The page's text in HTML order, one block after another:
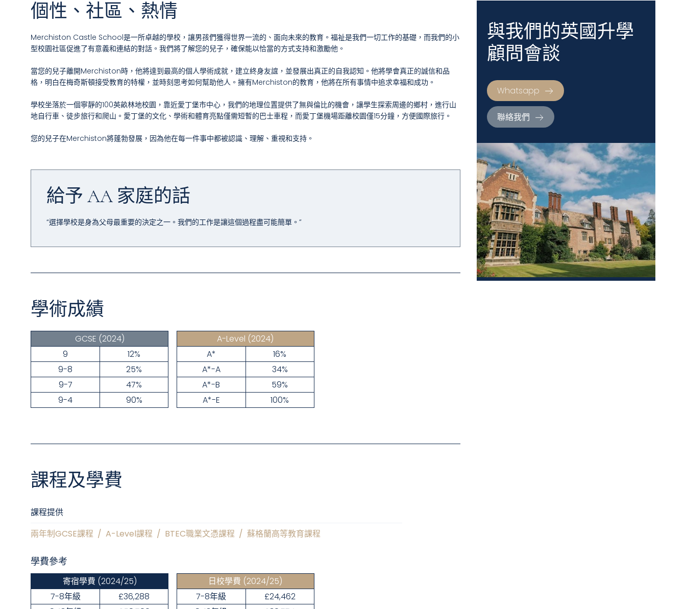
個性、社區、熱情
Merchiston Castle School是一所卓越的學校，讓男孩們獲得世界一流的、面向未來的教育。福祉是我們一切工作的基礎，而我們的小
型校園社區促進了有意義和連結的對話。我們將了解您的兒子，確保能以恰當的方式支持和激勵他。
當您的兒子離開Merchiston時，他將達到最高的個人學術成就，建立終身友誼，並發展出真正的自我認知。他將學會真正的誠信和品
格，明白在梅奇斯頓接受教育的特權，並時刻思考如何幫助他人。擁有Merchiston的教育，他將在所有事情中追求幸福和成功。
學校坐落於一個寧靜的100英畝林地校園，靠近愛丁堡市中心，我們的地理位置提供了無與倫比的機會，讓學生探索周邊的鄉村，進行山
地自行車、徒步旅行和爬山。愛丁堡的文化、學術和體育亮點僅需短暫的巴士車程，而愛丁堡機場距離校園僅15分鐘，方便國際旅行。
您的兒子在Merchiston將蓬勃發展，因為他在每一件事中都被認識、理解、重視和支持。
給予 AA 家庭的話
“選擇學校是身為父母最重要的決定之一。我們的工作是讓這個過程盡可能簡單。”
學術成績
GCSE (2024)
9
12%
9-8
25%
9-7
47%
9-4
90%
A-Level (2024)
A*
16%
A*-A
34%
A*-B
59%
A*-E
100%
課程及學費
課程提供
兩年制GCSE課程 / A-Level課程 / BTEC職業文憑課程 / 蘇格蘭高等教育課程
學費參考
寄宿學費 (2024/25)
7-8年級
£36,288
日校學費 (2024/25)
7-8年級
£24,462
與我們的英國升學
顧問會談
Whatsapp
聯絡我們